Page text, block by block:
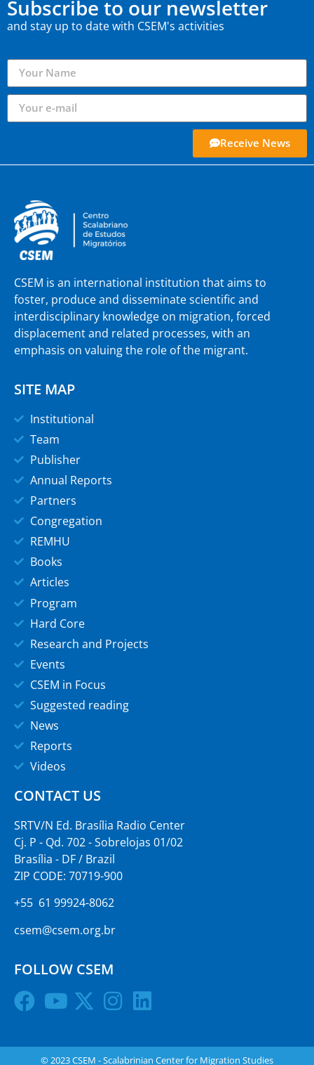
Subscribe to our newsletter
and stay up to date with CSEM's activities
Receive News
CSEM is an international institution that aims to
foster, produce and disseminate scientific and
interdisciplinary knowledge on migration, forced
displacement and related processes, with an
emphasis on valuing the role of the migrant.
SITE MAP
Institutional
Team
Publisher
Annual Reports
Partners
Congregation
REMHU
Books
Articles
Program
Hard Core
Research and Projects
Events
CSEM in Focus
Suggested reading
News
Reports
Videos
CONTACT US
SRTV/N Ed. Brasília Radio Center
Cj. P - Qd. 702 - Sobrelojas 01/02
Brasília - DF / Brazil
ZIP CODE: 70719-900
+55 61 99924-8062
csem@csem.org.br
FOLLOW CSEM
© 2023 CSEM - Scalabrinian Center for Migration Studies